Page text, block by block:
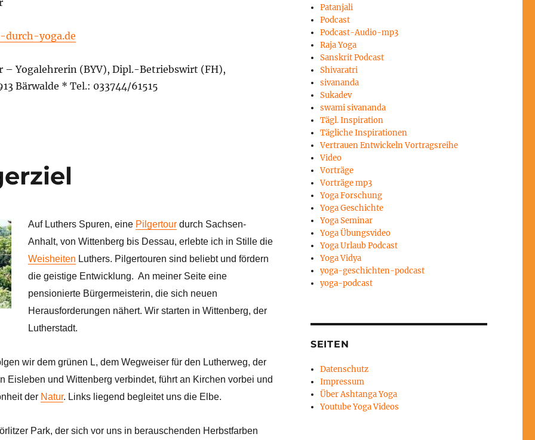
durch-yoga.de
– Yogalehrerin (BYV), Dipl.-Betriebswirt (FH),
Bärwalde * Tel.: 033744/61515
Auf Luthers Spuren, eine Pilgertourdurch Sachsen-
Anhalt, von Wittenberg bis Dessau, erlebte ich in Stille die
Weisheiten Luthers. Pilgertouren sind beliebt und fördern
die geistige Entwicklung. An meiner Seite eine
pensionierte Bürgermeisterin, die sich neuen
Herausforderungen nähert. Wir starten in Wittenberg, der
Lutherstadt.
wir dem grünen L, dem Wegweiser für den Lutherweg, der
Eisleben und Wittenberg verbindet, führt an Kirchen vorbei und
der Natur. Links liegend begleitet uns die Elbe.
Park, der sich vor uns in berauschenden Herbstfarben
Patanjali
Podcast
Podcast-Audio-mp3
Raja Yoga
Sanskrit Podcast
Shivaratri
sivananda
Sukadev
swami sivananda
Tägl. Inspiration
Tägliche Inspirationen
Vertrauen Entwickeln Vortragsreihe
Video
Vorträge
Vorträge mp3
Yoga Forschung
Yoga Geschichte
Yoga Seminar
Yoga Übungsvideo
Yoga Urlaub Podcast
Yoga Vidya
yoga-geschichten-podcast
yoga-podcast
SEITEN
Datenschutz
Impressum
Über Ashtanga Yoga
Youtube Yoga Videos